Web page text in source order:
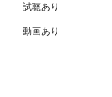
試聴あり
動画あり